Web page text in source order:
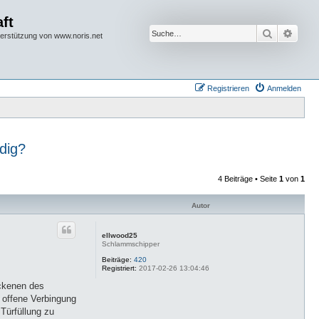
von www.noris.net Suche
Anmelden
Registrieren
4 Beiträge • Seite 1 von 1
Autor
ellwood25
Schlammschipper
Beiträge: 420
Registriert: 2017-02-26 13:04:46
des
Verbingung
zu